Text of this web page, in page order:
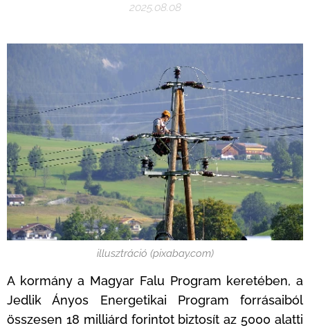
2025.08.08
illusztráció (pixabay.com)
A kormány a Magyar Falu Program keretében, a
Jedlik Ányos Energetikai Program forrásaiból
összesen 18 milliárd forintot biztosít az 5000 alatti